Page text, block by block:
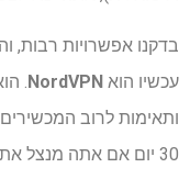
עכשיו הוא NordVPN
.
ותאימות לרוב
30 יום אם אתה